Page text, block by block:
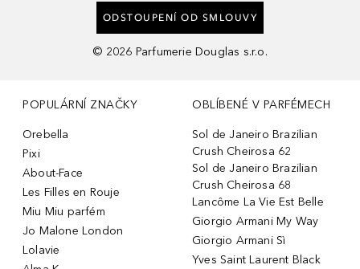
ODSTOUPENÍ OD SMLOUVY
© 2026 Parfumerie Douglas s.r.o.
POPULÁRNÍ ZNAČKY
Orebella
Pixi
About-Face
Les Filles en Rouje
Miu Miu parfém
Jo Malone London
Lolavie
OBLÍBENÉ V PARFÉMECH
Sol de Janeiro Brazilian
Crush Cheirosa 62
Sol de Janeiro Brazilian
Crush Cheirosa 68
Lancôme La Vie Est Belle
Giorgio Armani My Way
Giorgio Armani Sì
Yves Saint Laurent Black